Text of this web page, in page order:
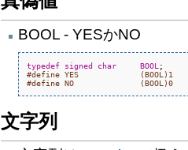
BOOL - YESかNO
typedef signed char BOOL
#define YES             (BOOL)1
#define NO              (BOOL)0
文字列